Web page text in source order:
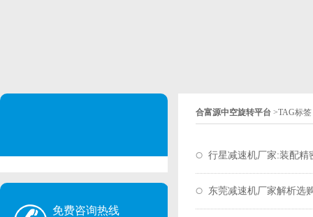
免费咨询热线
合富源中空旋转平台 >TAG标签
行星减速机厂家:装配精
东莞减速机厂家解析选